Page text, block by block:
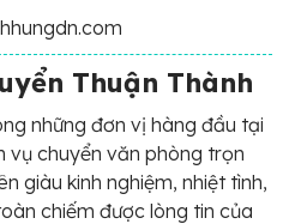
Thuận Thành
những đơn vị hàng đầu tại
chuyển văn phòng trọn
giàu kinh nghiệm, nhiệt tình,
chiếm được lòng tin của